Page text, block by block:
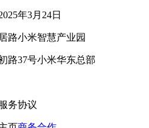
年3月24日
路小米智慧产业园
路37号小米华东总部
务协议